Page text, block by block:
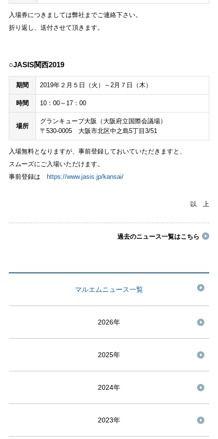
入場券につきましては弊社までご連絡下さい。
折り返し、送付させて頂きます。
○JASIS関西2019
期間 2019年２月５日（火）～2月７日（木）
時間 10：00～17：00
場所
グランキューブ大阪（大阪府立国際会議場）
〒530-0005 大阪市北区中之島5丁目3/51
入場無料となりますが、事前登録しておいていただきますと、
スムーズにご入場いただけます。
事前登録は https://www.jasis.jp/kansai/
以 上
過去のニュース一覧はこちら
マルエムニュース一覧
2026年
2025年
2024年
2023年